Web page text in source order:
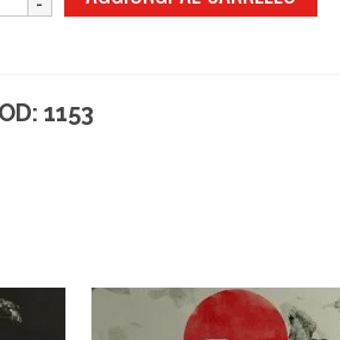
1153